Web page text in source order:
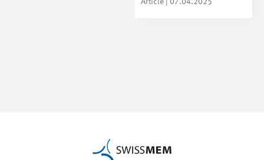
Article | 07.04.2025